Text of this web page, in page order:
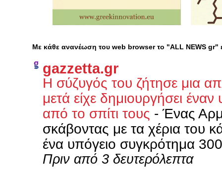
Με κάθε ανανέωση του web browser το "ALL NEWS gr"
gazzetta.gr
Η σύζυγός του ζήτησε μια
μετά είχε δημιουργήσει
από το σπίτι τους -Ένας
σκάβοντας με τα χέρια του
ένα υπόγειο συγκρότημα
Πριν από 3 δευτερόλεπτα